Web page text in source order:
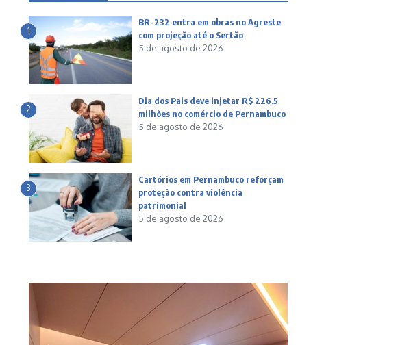
1
BR-232 entra em obras no Agreste
com projeção até o Sertão
5 de agosto de 2026
2
Dia dos Pais deve injetar R$ 226,5
milhões no comércio de Pernambuco
5 de agosto de 2026
3
Cartórios em Pernambuco reforçam
proteção contra violência
patrimonial
5 de agosto de 2026